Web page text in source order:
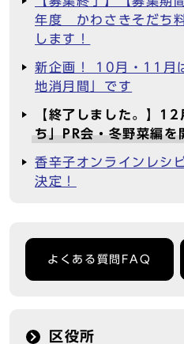
年度 かわさきそだち
します！
新企画！ 10月・11月
地消月間」です
【終了しました。】
ち」PR会・冬野菜編を
香辛子オンラインレシ
決定！
よくある質問FAQ
区役所